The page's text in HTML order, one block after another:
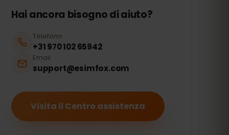
Hai ancora bisogno di aiuto?
Telefono
+31 970 102 65942
Email
support@esimfox.com
Visita il Centro assistenza